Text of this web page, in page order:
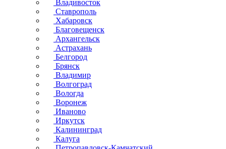
Владивосток
Ставрополь
Хабаровск
Благовещенск
Архангельск
Астрахань
Белгород
Брянск
Владимир
Волгоград
Вологда
Воронеж
Иваново
Иркутск
Калининград
Калуга